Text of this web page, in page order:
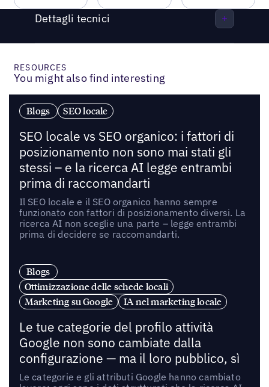
Dettagli tecnici
RESOURCES
You might also find interesting
Blogs SEO locale
SEO locale vs SEO organico: i fattori di
posizionamento non sono mai stati gli
stessi – e la ricerca AI legge entrambi
prima di raccomandarti
Il SEO locale e il SEO organico hanno sempre
funzionato con fattori di posizionamento diversi. La
ricerca AI non sceglie una parte – legge entrambi
prima di decidere se raccomandarti.
Blogs
Ottimizzazione delle schede locali
Marketing su Google
IA nel marketing locale
Le tue categorie del profilo attività
Google non sono cambiate dalla
configurazione — ma il loro pubblico, sì
Le categorie e gli attributi Google hanno cambiato